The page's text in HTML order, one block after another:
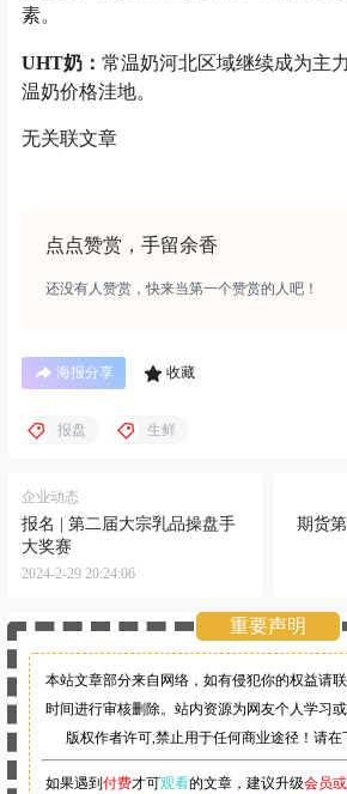
素。
UHT奶： 常温奶河北区域继续成为主
温奶价格洼地。
无关联文章
点点赞赏，手留余香
还没有人赞赏，快来当第一个赞赏的人吧！
海报分享 收藏
报盘 生鲜
企业动态
报名 | 第二届大宗乳品操盘手
大奖赛
2024-2-29 20:24:06
期货
重要声明
本站文章部分来自网络，如有侵犯你的权益请联
时间进行审核删除。站内资源为网友个人学习
版权作者许可,禁止用于任何商业途径！请在
如果遇到 付费才可观看的文章，建议升级会员